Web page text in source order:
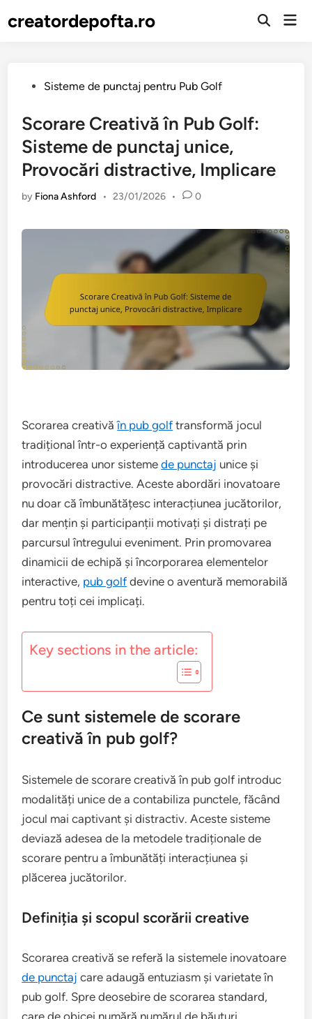
tocreatordepofta.ro
Open
PostedSisteme de punctaj pentru Pub Golf
Scorare Creativă în Pub Golf:
Sisteme de punctaj unice,
Provocări distractive, Implicare
by Fiona Ashford • 23/01/2026 • 0
Scorarea creativăîn pub golf transformă jocul
tradițional într-o experiență captivantă prin
introducerea unor sistemede punctaj unice și
provocări distractive. Aceste abordări inovatoare
nu doar că îmbunătățesc interacțiunea jucătorilor,
dar mențin și participanții motivați și distrați pe
parcursul întregului eveniment. Prin promovarea
dinamicii de echipă și încorporarea elementelor
interactive, pub golf devine o aventură memorabilă
pentru toți cei implicați.
Key sections in the article:
Ce sunt sistemele de scorare
creativă în pub golf?
Sistemele de scorare creativă în pub golf introduc
modalități unice de a contabiliza punctele, făcând
jocul mai captivant și distractiv. Aceste sisteme
deviază adesea de la metodele tradiționale de
scorare pentru a îmbunătăți interacțiunea și
plăcerea jucătorilor.
Definiția și scopul scorării creative
Scorarea creativă se referă la sistemele inovatoare
de punctaj care adaugă entuziasm și varietate în
pub golf. Spre deosebire de scorarea standard,
care de obicei numără numărul de băuturi